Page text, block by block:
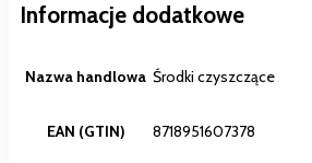
Informacje dodatkowe
Nazwa handlowa Środki czyszczące
EAN (GTIN) 8718951607378